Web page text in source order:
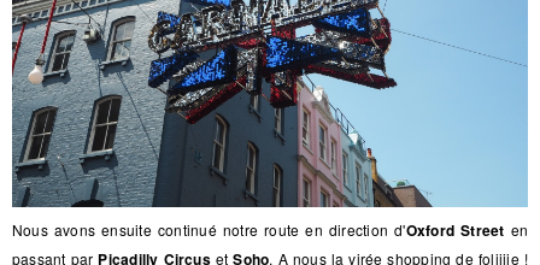
Nous avons ensuite continué notre route en direction d'Oxford Street en
passant par Picadilly CircusetSoho. A nous la virée shopping de foliiiie !